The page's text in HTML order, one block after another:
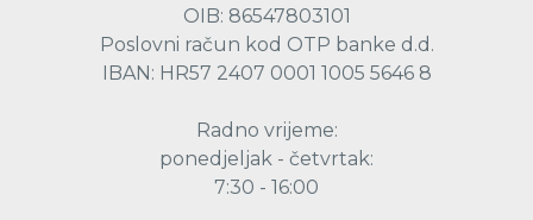
OIB: 86547803101
Poslovni račun kod OTP banke d.d.
IBAN: HR57 2407 0001 1005 5646 8
Radno vrijeme:
ponedjeljak - četvrtak:
7:30 - 16:00